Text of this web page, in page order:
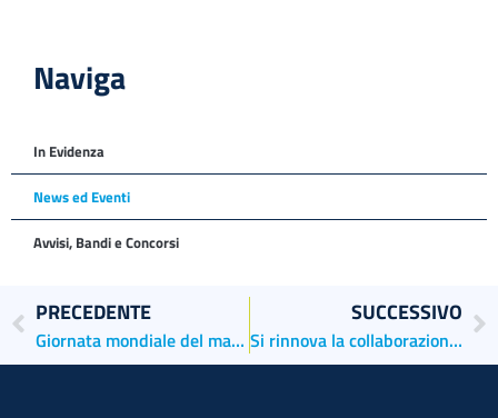
Naviga
In Evidenza
News ed Eventi
Avvisi, Bandi e Concorsi
PRECEDENTE
Giornata mondiale del marittimo
SUCCESSIVO
Si rinnova la collaborazione tra i porti del NAPA